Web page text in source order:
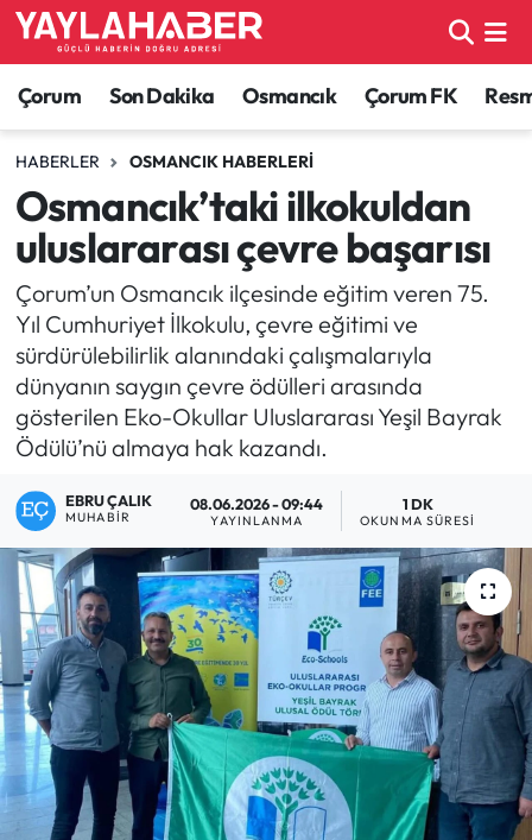
Çorum Son Dakika Osmancık Çorum FK
HABERLER OSMANCIK HABERLERI
Osmancık’taki ilkokuldan
uluslararası çevre başarısı
Çorum’un Osmancık ilçesinde eğitim veren 75.
Yıl Cumhuriyet İlkokulu, çevre eğitimi ve
sürdürülebilirlik alanındaki çalışmalarıyla
dünyanın saygın çevre ödülleri arasında
gösterilen Eko-Okullar Uluslararası Yeşil Bayrak
Ödülü’nü almaya hak kazandı.
EBRU ÇALIK
MUHABIR
08.06.2026 - 09:44
YAYINLANMA
1 DK
OKUNMA SÜRESI
Alaca Haberleri
Bayat Haberleri
Bilgi - Keşfet Haberleri
Bilim ve Teknoloji
Boğazkale Haberleri
Çorum Haberleri
Çorum Son Dakika Haberleri
Dodurga Haberleri
Eğitim
Ekonomi
Güncel
İskilip Haberleri
Kargı Haberleri
Çorum Nöbetçi Eczaneler
Çorum Hava Durumu
Çorum Namaz Vakitleri
Çorum Trafik Yoğunluk Haritası
TFF 1.Lig Puan Durumu ve Fikstür
Tüm Manşetler
Son Dakika Haberleri
Haber Arşivi